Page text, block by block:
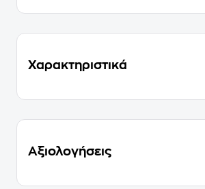
Χαρακτηριστικά
Αξιολογήσεις